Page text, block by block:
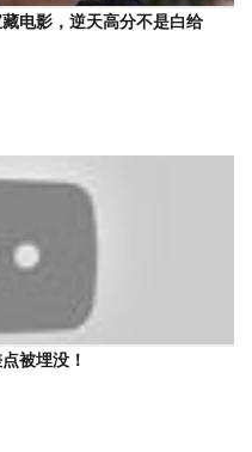
电影，逆天高分不是白给
被埋没！